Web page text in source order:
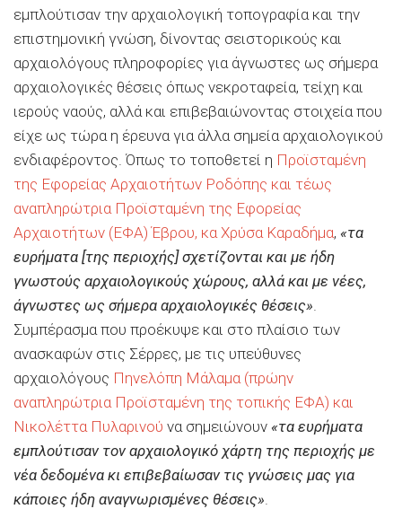
εμπλούτισαν την αρχαιολογική τοπογραφία και την
επιστημονική γνώση, δίνοντας σειστορικούς και
αρχαιολόγους πληροφορίες για άγνωστες ως σήμερα
αρχαιολογικές θέσεις όπως νεκροταφεία, τείχη και
ιερούς ναούς, αλλά και επιβεβαιώνοντας στοιχεία που
είχε ως τώρα η έρευνα για άλλα σημεία αρχαιολογικού
ενδιαφέροντος. Όπως το τοποθετεί η Προϊσταμένη
της Εφορείας Αρχαιοτήτων Ροδόπης και τέως
αναπληρώτρια Προϊσταμένη της Εφορείας
Αρχαιοτήτων (ΕΦΑ) Έβρου, κα Χρύσα Καραδήμα, «τα
ευρήματα [της περιοχής] σχετίζονται και με ήδη
γνωστούς αρχαιολογικούς χώρους, αλλά και με νέες,
άγνωστες ως σήμερα αρχαιολογικές θέσεις»
Συμπέρασμα που προέκυψε και στο πλαίσιο των
ανασκαφών στις Σέρρες, με τις υπεύθυνες
αρχαιολόγους Πηνελόπη Μάλαμα (πρώην
αναπληρώτρια Προϊσταμένη της τοπικής ΕΦΑ) και
Νικολέττα Πυλαρινού να σημειώνουν «τα ευρήματα
εμπλούτισαν τον αρχαιολογικό χάρτη της περιοχής με
νέα δεδομένα κι επιβεβαίωσαν τις γνώσεις μας για
κάποιες ήδη αναγνωρισμένες θέσεις»